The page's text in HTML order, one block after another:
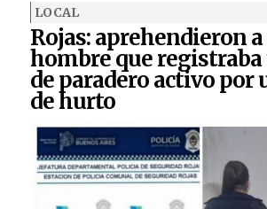
LOCAL
Rojas: aprehendieron
hombre que
de paradero activo por
de hurto